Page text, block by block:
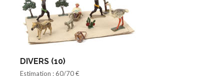
DIVERS (10)
Estimation : 60/70 €